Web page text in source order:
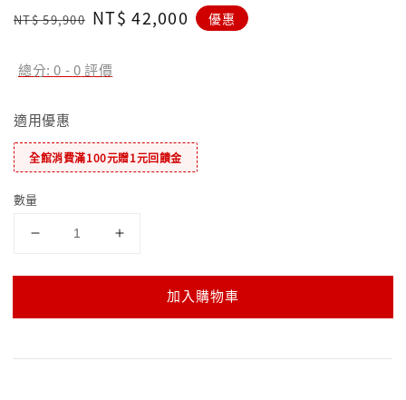
Regular
NT$ 59,900 Sale
NT$ 42,000 優惠
總分:0 -0評價
適用優惠
全館消費滿100元贈1元回饋金
數量
加入購物車